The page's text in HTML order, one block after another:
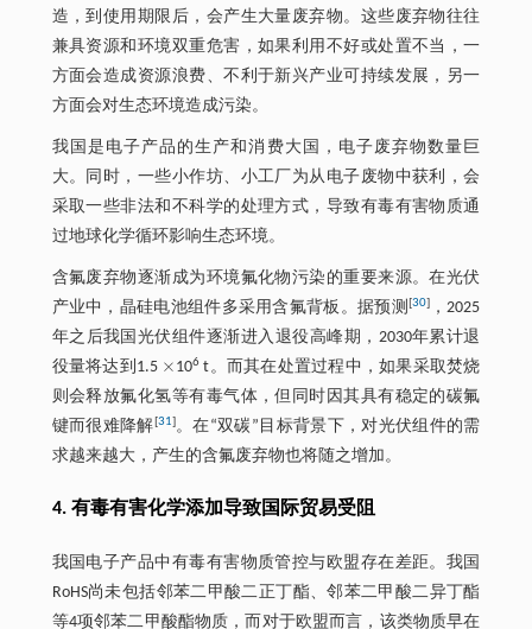
造，到使用期限后，会产生大量废弃物。这些废弃物往往
兼具资源和环境双重危害，如果利用不好或处置不当，一
方面会造成资源浪费、不利于新兴产业可持续发展，另一
方面会对生态环境造成污染。
我国是电子产品的生产和消费大国，电子废弃物数量巨
大。同时，一些小作坊、小工厂为从电子废物中获利，会
采取一些非法和不科学的处理方式，导致有毒有害物质通
过地球化学循环影响生态环境。
含氟废弃物逐渐成为环境氟化物污染的重要来源。在光伏
产业中，晶硅电池组件多采用含氟背板。据预测 [30]，2025
年之后我国光伏组件逐渐进入退役高峰期，2030年累计退
役量将达到1.5 ×
× 106 t。而其在处置过程中，如果采取焚烧
则会释放氟化氢等有毒气体，但同时因其具有稳定的碳氟
键而很难降解[31]。在“双碳”目标背景下，对光伏组件的需
求越来越大，产生的含氟废弃物也将随之增加。
4. 有毒有害化学添加导致国际贸易受阻
我国电子产品中有毒有害物质管控与欧盟存在差距。我国
RoHS尚未包括邻苯二甲酸二正丁酯、邻苯二甲酸二异丁酯
等4项邻苯二甲酸酯物质，而对于欧盟而言，该类物质早在